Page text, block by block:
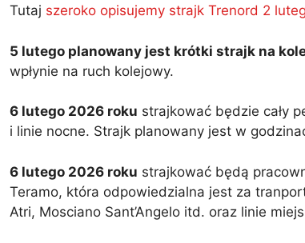
Tutaj szeroko opisujemy strajk Trenord 2
5 lutego planowany jest krótki strajk na
wpłynie na ruch kolejowy.
6 lutego 2026 roku strajkować będzie cały
i linie nocne. Strajk planowany jest w
6 lutego 2026 roku strajkować będą
Teramo, która odpowiedzialna jest za
Atri, Mosciano Sant’Angelo itd. oraz linie